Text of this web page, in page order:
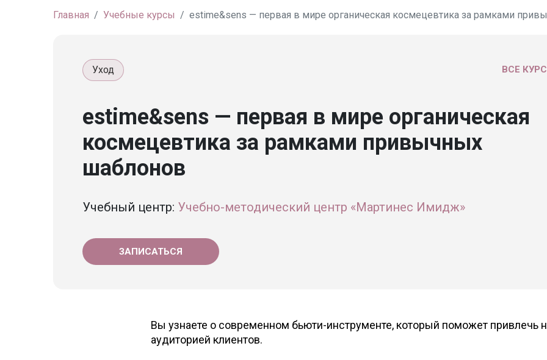
Главная Учебные курсы estime&sens — первая в мире органическая космецевтика за рамками
ВСЕ
Уход
estime&sens — первая в мире органическая
космецевтика за рамками привычных
шаблонов
Учебный центр: Учебно-методический центр «Мартинес Имидж»
ЗАПИСАТЬСЯ
Вы узнаете о современном бьюти-инструменте, который поможет привлечь
аудиторией клиентов.